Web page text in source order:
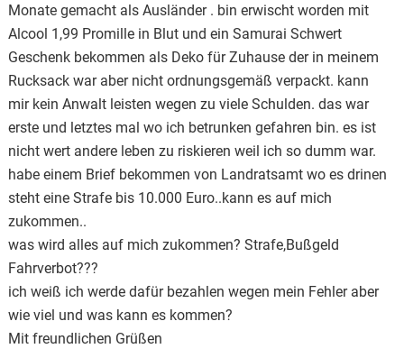
Monate gemacht als Ausländer . bin erwischt worden mit
Alcool 1,99 Promille in Blut und ein Samurai Schwert
Geschenk bekommen als Deko für Zuhause der in meinem
Rucksack war aber nicht ordnungsgemäß verpackt. kann
mir kein Anwalt leisten wegen zu viele Schulden. das war
erste und letztes mal wo ich betrunken gefahren bin. es ist
nicht wert andere leben zu riskieren weil ich so dumm war.
habe einem Brief bekommen von Landratsamt wo es drinen
steht eine Strafe bis 10.000 Euro..kann es auf mich
zukommen..
was wird alles auf mich zukommen? Strafe,Bußgeld
Fahrverbot???
ich weiß ich werde dafür bezahlen wegen mein Fehler aber
wie viel und was kann es kommen?
Mit freundlichen Grüßen